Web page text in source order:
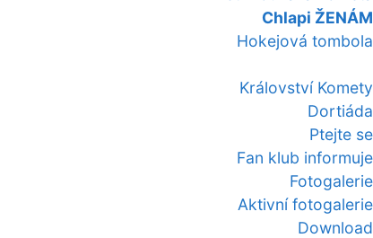
Chlapi ŽENÁM
Hokejová tombola
Království Komety
Dortiáda
Ptejte se
Fan klub informuje
Fotogalerie
Aktivní fotogalerie
Download